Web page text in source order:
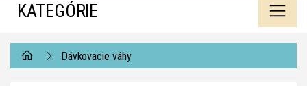
KATEGÓRIE
Dávkovacie váhy